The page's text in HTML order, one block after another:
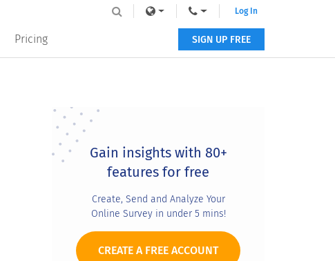
Pricing
Log In
SIGN UP FREE
Primary
SidebarGain insights with 80+
features for free
Create, Send and Analyze Your
Online Survey in under 5 mins!
CREATE A FREE ACCOUNT